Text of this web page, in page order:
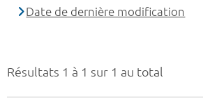
Résultats 1 à 1 sur 1 au total
Date de dernière modification